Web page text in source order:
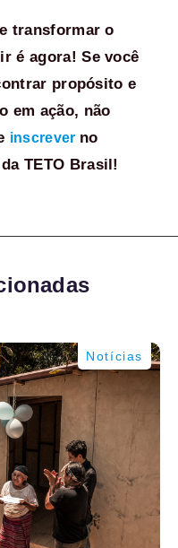
transformar o
é agora! Se você
propósito e
em ação, não
inscrever no
TETO Brasil!
Notícias